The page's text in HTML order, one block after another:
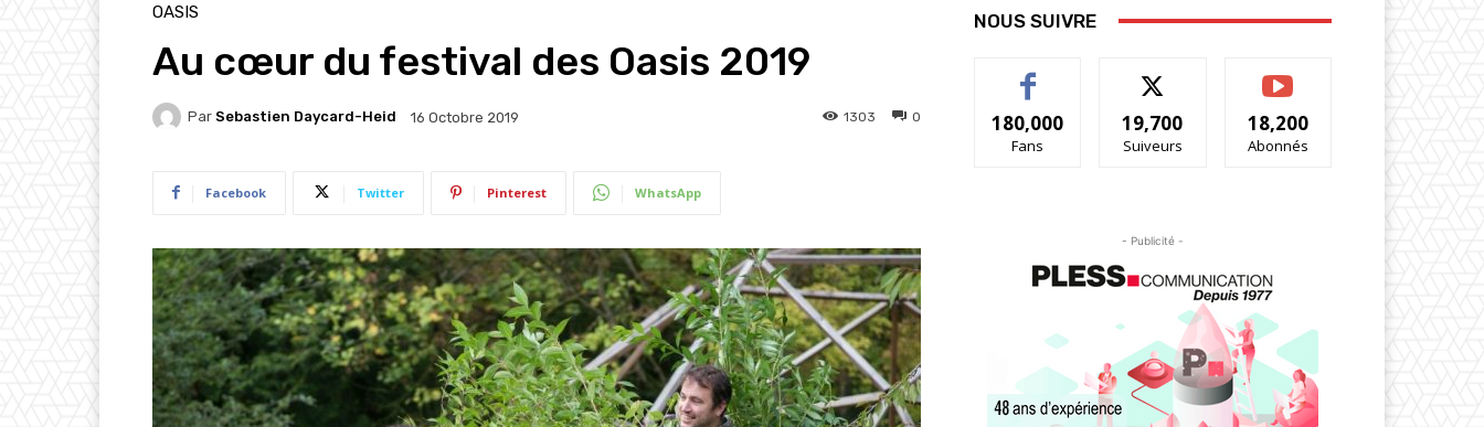
OASIS
Au cœur du festival des Oasis 2019
Par Sebastien Daycard-Heid 16 Octobre 2019 0
1303
Facebook Twitter Pinterest WhatsApp
NOUS SUIVRE
180,000
Fans
19,700
Suiveurs
18,200
Abonnés
- Publicité -